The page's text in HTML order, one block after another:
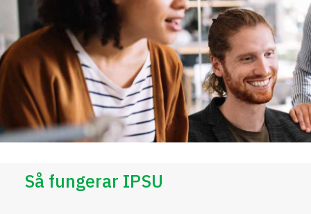
Så fungerar IPSU